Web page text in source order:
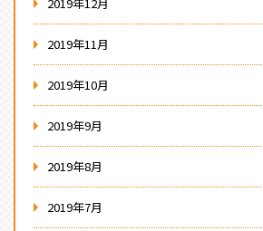
2019年11月
2019年10月
2019年9月
2019年8月
2019年7月